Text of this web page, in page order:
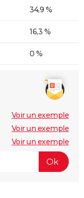
34,9 %
16,3 %
0 %
Voir un exemple
Voir un exemple
Voir un exemple